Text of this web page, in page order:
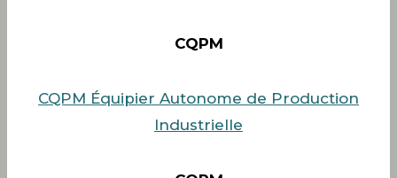
CQPM
CQPM Équipier Autonome de Production
Industrielle